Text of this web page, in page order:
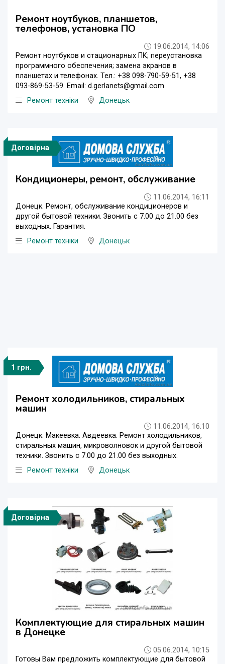
Ремонт ноутбуков, планшетов,
телефонов, установка ПО
19.06.2014, 14:06
Ремонт ноутбуков и стационарных ПК; переустановка
программного обеспечения; замена экранов в
планшетах и телефонах. Тел.: +38 098-790-59-51, +38
093-869-53-59. Email: d.gerlanets@gmail.com
Ремонт техніки
Донецьк
Договірна
Кондиционеры, ремонт, обслуживание
11.06.2014, 16:11
Донецк. Ремонт, обслуживание кондиционеров и
другой бытовой техники. Звонить с 7.00 до 21.00 без
выходных. Гарантия.
Ремонт техніки
Донецьк
1 грн.
Ремонт холодильников, стиральных
машин
11.06.2014, 16:10
Донецк. Макеевка. Авдеевка. Ремонт холодильников,
стиральных машин, микроволновок и другой бытовой
техники. Звонить с 7.00 до 21.00 без выходных.
Ремонт техніки
Донецьк
Договірна
Комплектующие для стиральных машин
в Донецке
05.06.2014, 10:15
Готовы Вам предложить комплектующие для бытовой